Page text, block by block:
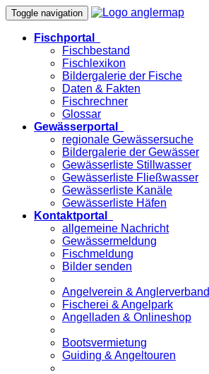
Toggle navigation
Fischportal
Fischbestand
Fischlexikon
Bildergalerie der Fische
Daten & Fakten
Fischrechner
Glossar
Gewässerportal
regionale Gewässersuche
Bildergalerie der Gewässer
Gewässerliste Stillwasser
Gewässerliste Fließwasser
Gewässerliste Kanäle
Gewässerliste Häfen
Kontaktportal
allgemeine Nachricht
Gewässermeldung
Fischmeldung
Bilder senden
Angelverein & Anglerverband
Fischerei & Angelpark
Angelladen & Onlineshop
Bootsvermietung
Guiding & Angeltouren